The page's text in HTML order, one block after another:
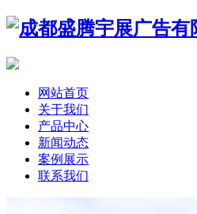
网站首页
关于我们
产品中心
新闻动态
案例展示
联系我们